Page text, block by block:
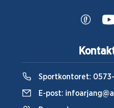
Sportkontoret: 0573-
E-post: